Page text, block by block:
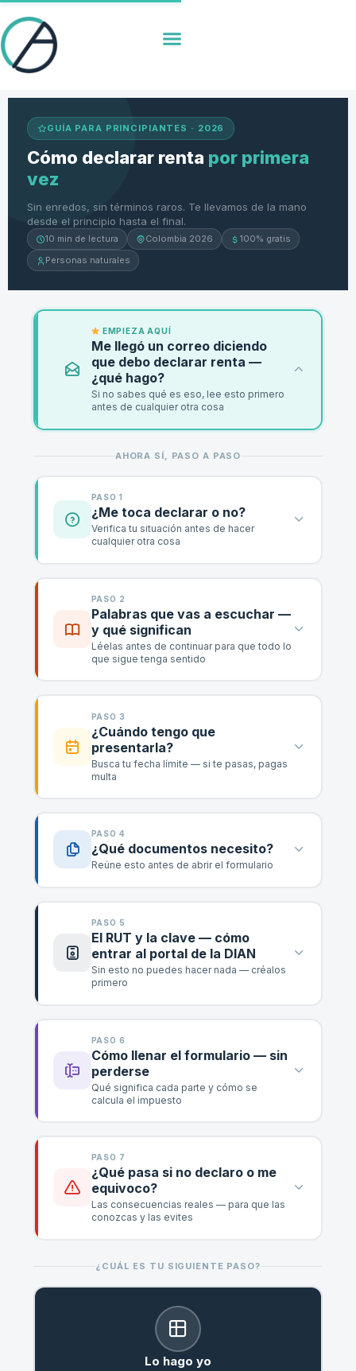
GUÍA PARA PRINCIPIANTES · 2026
Cómo declarar renta por primera
vez
Sin enredos, sin términos raros. Te llevamos de la mano
desde el principio hasta el final.
10 min de lectura Colombia 2026
100% gratis
Personas naturales
EMPIEZA AQUÍ
Me llegó un correo diciendo
que debo declarar renta —
¿qué hago?
Si no sabes qué es eso, lee esto primero
antes de cualquier otra cosa
AHORA SÍ, PASO A PASO
PASO 1
¿Me toca declarar o no?
Verifica tu situación antes de hacer
cualquier otra cosa
PASO 2
Palabras que vas a escuchar —
y qué significan
Léelas antes de continuar para que todo lo
que sigue tenga sentido
PASO 3
¿Cuándo tengo que
presentarla?
Busca tu fecha límite — si te pasas, pagas
multa
PASO 4
¿Qué documentos necesito?
Reúne esto antes de abrir el formulario
PASO 5
El RUT y la clave — cómo
entrar al portal de la DIAN
Sin esto no puedes hacer nada — créalos
primero
PASO 6
Cómo llenar el formulario — sin
perderse
Qué significa cada parte y cómo se
calcula el impuesto
PASO 7
¿Qué pasa si no declaro o me
equivoco?
Las consecuencias reales — para que las
conozcas y las evites
¿CUÁL ES TU SIGUIENTE PASO?
Lo hago yo